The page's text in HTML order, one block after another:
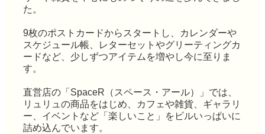
た。
9枚のポストカードからスタートし、カレンダーや
スケジュール帳、レターセットやグリーティングカ
ードなど、少しずつアイテムを増やし今に至りま
す。
直営店の「SpaceR（スペース・アール）」では、
リュリュの商品をはじめ、カフェや雑貨、ギャラリ
ー、イベントなど「楽しいこと」をビルいっぱいに
詰め込んでいます。